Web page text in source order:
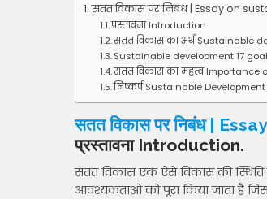
सतत विकास पर निबंध | Essay on
प्रस्तावना Introduction.
सतत विकास का अर्थ Sustainable
Sustainable development 17
सतत विकास का महत्व Importance
निष्कर्ष Sustainable
सतत विकास पर निबंध |
प्रस्तावना Introduction.
सतत विकास एक ऐसे विकास की
आवश्यकताओं को पूरा किया जाता है